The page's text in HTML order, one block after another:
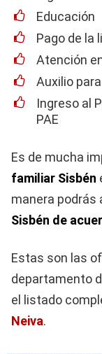
Educación
Pago de la
Atención
Auxilio
Ingreso al
PAE
Es de mucha
familiar Sisbén
manera podrás
Sisbén de
Estas son las
departamento
el listado
Neiva.